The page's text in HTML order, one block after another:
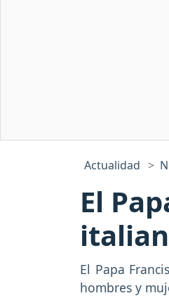
Actualidad
El
El Papa
hombres y